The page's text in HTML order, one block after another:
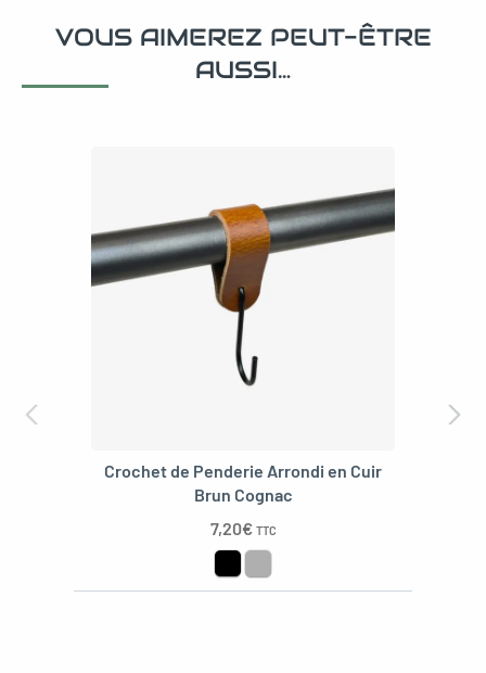
VOUS AIMEREZ PEUT-ÊTRE
AUSSI…
Crochet de Penderie Arrondi en Cuir
Brun Cognac
7,20€ TTC